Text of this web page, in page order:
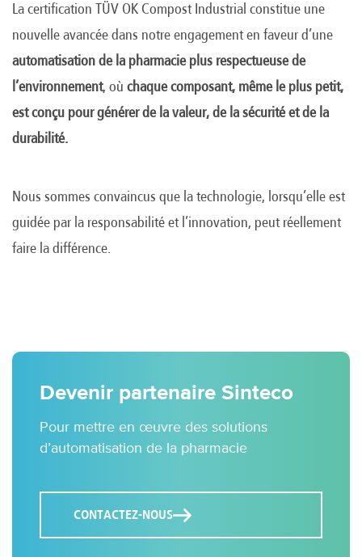
La certification TÜV OK Compost Industrial constitue une
nouvelle avancée dans notre engagement en faveur d’une
automatisation de la pharmacie plus respectueuse de
l’environnement, où chaque composant, même le plus petit,
est conçu pour générer de la valeur, de la sécurité et de la
durabilité.
Nous sommes convaincus que la technologie, lorsqu’elle est
guidée par la responsabilité et l’innovation, peut réellement
faire la différence.
Devenir partenaire Sinteco
Pour mettre en œuvre des solutions
d’automatisation de la pharmacie
CONTACTEZ-NOUS